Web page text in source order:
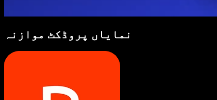
نمایاں پروڈکٹ موازنہ